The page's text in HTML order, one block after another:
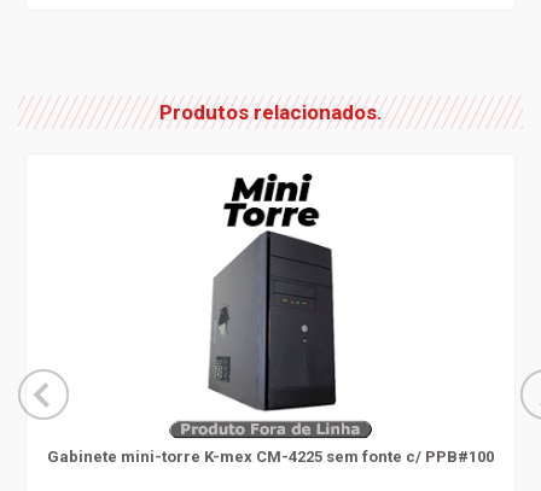
Produtos relacionados.
Gabinete mini-torre K-mex CM-4225 sem fonte c/ PPB#100